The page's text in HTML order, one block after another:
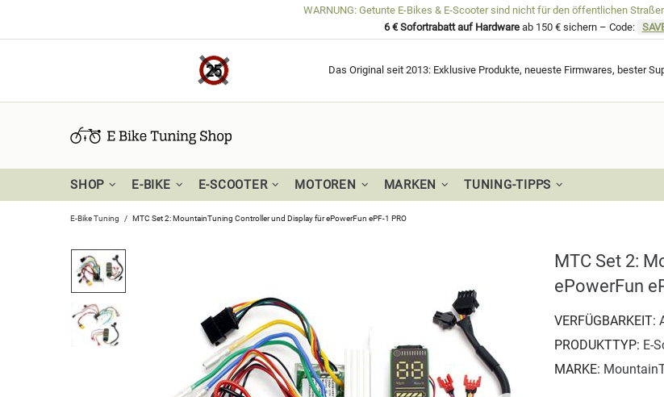
WARNUNG: Getunte E-Bikes & E-Scooter sind nicht für den öffentlichen
6 € Sofortrabatt auf Hardwareab 150 € sichern – Code:
Das Original seit 2013: Exklusive Produkte, neueste Firmwares, bester
SHOP E-BIKE E-SCOOTER MOTOREN MARKEN TUNING-TIPPS
E-Bike Tuning MTC Set 2: MountainTuning Controller und Display für ePowerFun ePF-1 PRO
MTC Set 2:
ePowerFun
VERFÜGBARKEIT:
PRODUKTTYP: E-
MARKE: